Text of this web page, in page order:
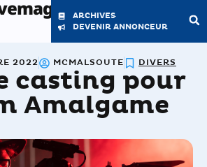
ARCHIVES
DEVENIR ANNONCEUR
2022 MCMALSOUTE DIVERS
casting pour
Amalgame